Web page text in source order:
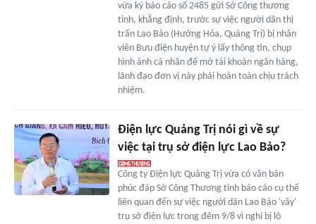
vừa ký báo cáo số 2485 gửi Sở Công thương
tỉnh, khẳng định, trước sự việc người dân thị
trấn Lao Bảo (Hướng Hóa, Quảng Trị) bị nhân
viên Bưu điện huyện tự ý lấy thông tin, chụp
hình ảnh cá nhân để mở tài khoản ngân hàng,
lãnh đạo đơn vị này phải hoàn toàn chịu trách
nhiệm.
Điện lực Quảng Trị nói gì về sự
việc tại trụ sở điện lực Lao Bảo?
Công ty Điện lực Quảng Trị vừa có văn bản
phúc đáp Sở Công Thương tỉnh báo cáo cụ thể
liên quan đến sự việc người dân Lao Bảo 'vây'
trụ sở điện lực trong đêm 9/8 vì nghi bị lộ